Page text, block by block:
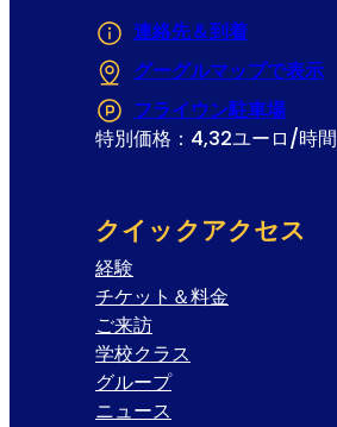
連絡先＆到着
グーグルマップで表示
フライウン駐車場
特別価格：4,32ユーロ/時間
クイックアクセス
経験
チケット＆料金
ご来訪
学校クラス
グループ
ニュース